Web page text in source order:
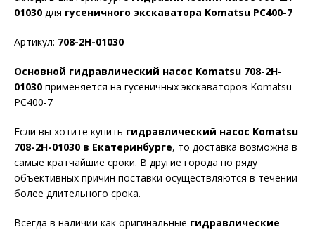
01030 для гусеничного экскаватора Komatsu PC400-7
Артикул: 708-2H-01030
Основной гидравлический насос Komatsu 708-2H-
01030 применяется на гусеничных экскаваторов Komatsu
PC400-7
Если вы хотите купить гидравлический насос Komatsu
708-2H-01030 в Екатеринбурге, то доставка возможна в
самые кратчайшие сроки. В другие города по ряду
объективных причин поставки осуществляются в течении
более длительного срока.
Всегда в наличии как оригинальные гидравлические